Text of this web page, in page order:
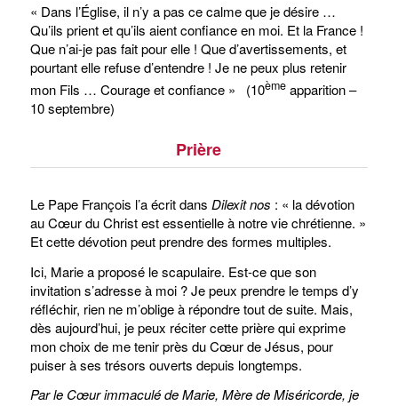
« Dans l’Église, il n’y a pas ce calme que je désire …
Qu’ils prient et qu’ils aient confiance en moi. Et la France !
Que n’ai-je pas fait pour elle ! Que d’avertissements, et
pourtant elle refuse d’entendre ! Je ne peux plus retenir
mon Fils … Courage et confiance » (10èmeapparition –
10 septembre)
Prière
Le Pape François l’a écrit dans Dilexit nos : « la dévotion
au Cœur du Christ est essentielle à notre vie chrétienne. »
Et cette dévotion peut prendre des formes multiples.
Ici, Marie a proposé le scapulaire. Est-ce que son
invitation s’adresse à moi ? Je peux prendre le temps d’y
réfléchir, rien ne m’oblige à répondre tout de suite. Mais,
dès aujourd’hui, je peux réciter cette prière qui exprime
mon choix de me tenir près du Cœur de Jésus, pour
puiser à ses trésors ouverts depuis longtemps.
Par le Cœur immaculé de Marie, Mère de Miséricorde, je